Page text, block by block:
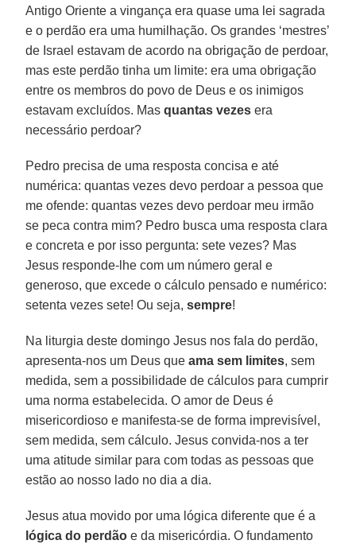
Antigo Oriente a vingança era quase uma lei sagrada
e o perdão era uma humilhação. Os grandes ‘mestres’
de Israel estavam de acordo na obrigação de perdoar,
mas este perdão tinha um limite: era uma obrigação
entre os membros do povo de Deus e os inimigos
estavam excluídos. Masquantas vezes era
necessário perdoar?
Pedro precisa de uma resposta concisa e até
numérica: quantas vezes devo perdoar a pessoa que
me ofende: quantas vezes devo perdoar meu irmão
se peca contra mim? Pedro busca uma resposta clara
e concreta e por isso pergunta: sete vezes? Mas
Jesus responde-lhe com um número geral e
generoso, que excede o cálculo pensado e numérico:
setenta vezes sete! Ou seja,sempre!
Na liturgia deste domingo Jesus nos fala do perdão,
apresenta-nos um Deus queama sem limites, sem
medida, sem a possibilidade de cálculos para cumprir
uma norma estabelecida. O amor de Deus é
misericordioso e manifesta-se de forma imprevisível,
sem medida, sem cálculo. Jesus convida-nos a ter
uma atitude similar para com todas as pessoas que
estão ao nosso lado no dia a dia.
Jesus atua movido por uma lógica diferente que é a
lógica do perdão e da misericórdia. O fundamento